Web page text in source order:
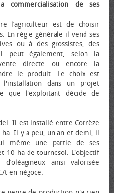
commercialisation de ses
l’agriculteur est de choisir
En règle générale il vend ses
ou à des grossistes, des
peut également, selon la
directe ou encore la
le produit. Le choix est
dans un projet
que l'exploitant décide de
Il est installé entre Corrèze
Il y a peu, un an et demi, il
même une partie de ses
10 ha de tournesol. L'objectif
ainsi valorisée
t en négoce.